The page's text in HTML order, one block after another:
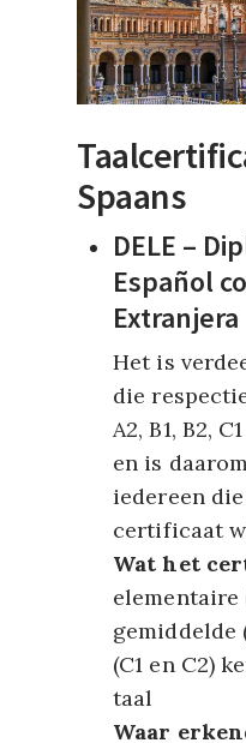
Spaans
DELE –
Español
Extranjera
Het is
die
A2, B1, B2,
en is
iedereen
certificaat
Wat het
elementaire
gemiddelde
(C1 en C2)
taal
Waar